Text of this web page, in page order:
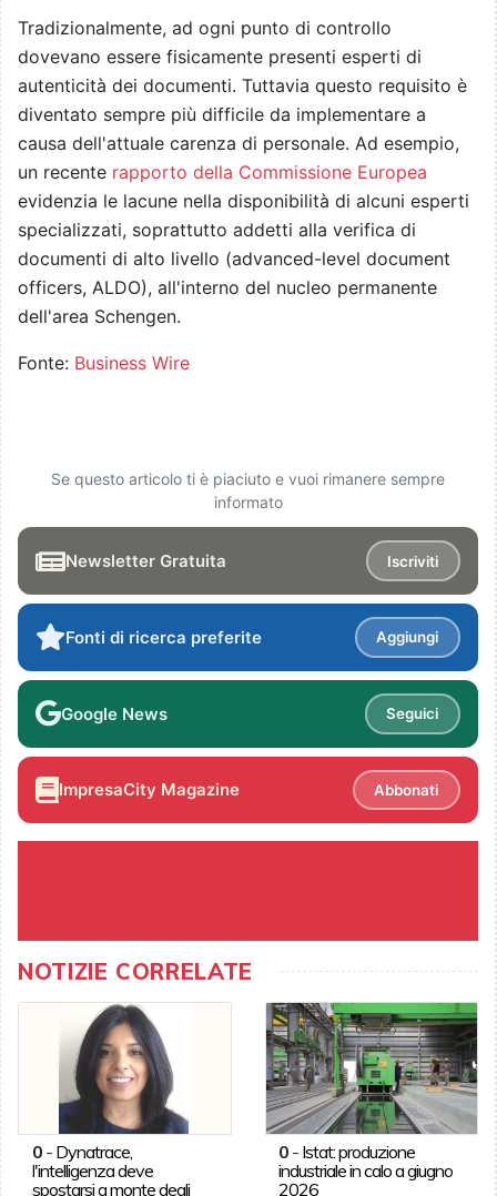
Tradizionalmente, ad ogni punto di controllo
dovevano essere fisicamente presenti esperti di
autenticità dei documenti. Tuttavia questo requisito è
diventato sempre più difficile da implementare a
causa dell'attuale carenza di personale. Ad esempio,
un recente rapporto della Commissione Europea
evidenzia le lacune nella disponibilità di alcuni esperti
specializzati, soprattutto addetti alla verifica di
documenti di alto livello (advanced-level document
officers, ALDO), all'interno del nucleo permanente
dell'area Schengen.
Fonte: Business Wire
Se questo articolo ti è piaciuto e vuoi rimanere sempre
informato
Newsletter Gratuita Iscriviti
Fonti di ricerca preferite Aggiungi
Google News Seguici
ImpresaCity Magazine Abbonati
NOTIZIE CORRELATE
0- Dynatrace,
l'intelligenza deve
spostarsi a monte degli
0 - Istat: produzione
industriale in calo a giugno
2026